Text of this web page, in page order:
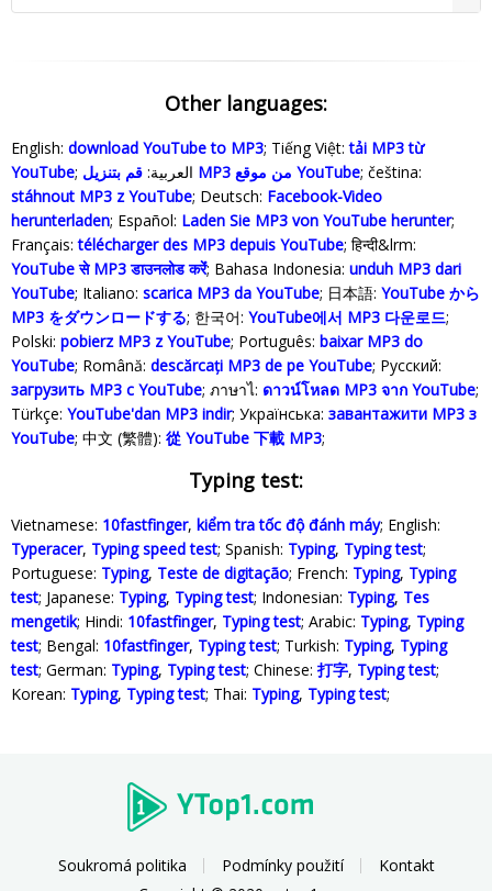
Other languages:
English: download YouTube to MP3; Tiếng Việt:tải MP3 từ
YouTube
; العربية: قم بتنزيل MP3 من موقع YouTube; čeština:
stáhnout MP3 z YouTube; Deutsch: Facebook-Video
herunterladen; Español: Laden Sie MP3 von YouTube herunter;
Français:télécharger des MP3 depuis YouTube; हिन्दी&lrm:
YouTube से MP3 डाउनलोड करेंं; Bahasa Indonesia‬: unduh MP3 dari
YouTube; Italiano: scarica MP3 da YouTube; 日本語: YouTube から
MP3 をダウンロードする; 한국어: YouTube에서 MP3 다운로드;
Polski‎: pobierz MP3 z YouTube; Português: baixar MP3 do
YouTube; Română: descărcați MP3 de pe YouTube; Русский:
загрузить MP3 с YouTube; ภาษาไ: ดาวน์โหลด MP3 จาก YouTube;
Türkçe‬: YouTube'dan MP3 indir; Українська‬: завантажити MP3 з
YouTube; 中文 (繁體): 從 YouTube 下載 MP3;
Typing test:
Vietnamese: 10fastfinger, kiểm tra tốc độ đánh máy; English:
Typeracer, Typing speed test; Spanish: Typing, Typing test;
Portuguese: Typing, Teste de digitação; French: Typing, Typing
test; Japanese: Typing, Typing test; Indonesian: Typing, Tes
mengetik; Hindi: 10fastfinger, Typing test; Arabic: Typing, Typing
test; Bengal: 10fastfinger, Typing test; Turkish: Typing, Typing
test; German: Typing, Typing test; Chinese: 打字, Typing test;
Korean: Typing, Typing test; Thai: Typing, Typing test;
Soukromá politika Podmínky použití
Kontakt